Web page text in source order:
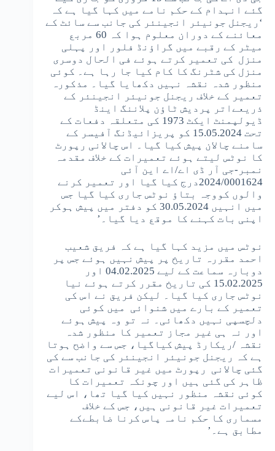
گئے انہدام کے حکم نامے میں کہا گیا ہے کہ
‘ریجنل جونیئر انجینئر کی جانب سے سائٹ کے
معائنے کے دوران معلوم ہوا کہ 60 مربع
میٹر کے رقبے میں گراؤنڈ فلور اور پہلی
منزل کی تعمیر کرتے ہوئے فی الحال دوسری
منزل کی شٹرنگ کا کام کیا جا رہا ہے۔ کوئی
منظور شدہ نقشہ نہیں دکھایا گیا۔ مذکورہ
تعمیر کے خلاف ریجنل جونیئر انجینئر کے
ذریعےاتر پردیش ٹاؤن پلاننگ اینڈ
ڈیولپمنٹ ایکٹ 1973 کی متعلقہ دفعات کے
تحت 15.05.2024 کو پریزائیڈنگ آفیسر کے
سامنے چالان پیش کیا گیا۔ اس چالانی رپورٹ
کا نوٹس لیتے ہوئے تعمیرات کے خلاف مقدمہ
نمبر-جی آر ڈی اے/اے این آئی
2024/0001624درج کیا گیا اور تعمیر کرنے
والوں کووجہ بتاؤ نوٹس جاری کیا گیا جس
میں انہیں 30.05.2024 کو دفتر میں پیش ہوکر
اپنی بات کہنے کا موقع دیا گیا۔’
نوٹس میں مزید کہا گیا ہے کہ فریق شعیب
احمد مقررہ تاریخ پر پیش نہیں ہوئے جس پر
دوبارہ سماعت کے لیے 04.02.2025 اور
15.02.2025 کی تاریخ مقرر کرتے ہوئے نیا
نوٹس جاری کیا گیا۔ لیکن فریق نے اس کی
تعمیر کے بارے میں شنوائی میں کوئی
دلچسپی نہیں دکھائی۔ نہ تو وہ پیش ہوئے
اور نہ ہی غیر مجاز تعمیر کا منظور شدہ
نقشہ /ریکارڈ پیش کیاگیا، جس سے واضح ہوتا
ہے کہ ریجنل جونیئر انجینئر کی جانب سے کی
گئی چالانی رپورٹ میں غیر قانونی تعمیرات
ظاہر کی گئی ہیں اور چونکہ تعمیرات کا
کوئی نقشہ منظور نہیں کیا گیا تھا، اس لیے
تعمیرات غیر قانونی ہیں، جس کے خلاف
مسماری کا حکم نامہ پاس کرنا ضابطےکے
مطابق ہے۔’